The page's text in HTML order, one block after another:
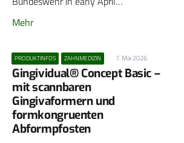
Mehr
PRODUKTINFOS ZAHNMEDIZIN 7. Mai 2026
Gingividual® Concept Basic –
mit scannbaren
Gingivaformern und
formkongruenten
Abformpfosten